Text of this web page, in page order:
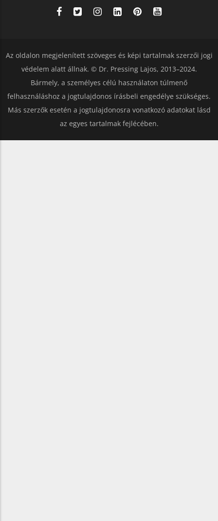
Az oldalon megjelenített szöveges és képi tartalmak szerzői jogi
védelem alatt állnak. © Dr. Pressing Lajos, 2013–2024.
Bármely, a személyes célú használaton túlmenő
felhasználáshoz a jogtulajdonos írásbeli engedélye szükséges.
Más szerzők esetén a jogtulajdonosra vonatkozó adatokat lásd
az egyes tartalmak fejlécében.